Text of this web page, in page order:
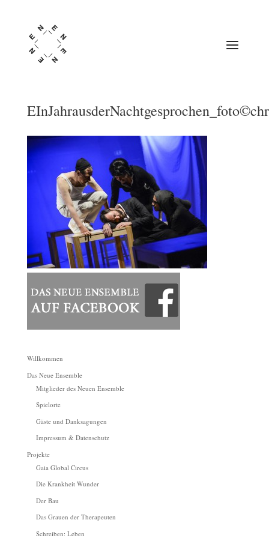
Willkommen
Das Neue Ensemble
Mitglieder des Neuen Ensemble
Spielorte
Gäste und Danksagungen
Impressum & Datenschutz
Projekte
Gaia Global Circus
Die Krankheit Wunder
Der Bau
Das Grauen der Therapeuten
Schreiben: Leben